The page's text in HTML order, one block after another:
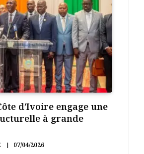
d’Ivoire engage une
à grande
07/04/2026